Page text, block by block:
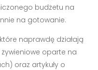
budżetu na
na gotowanie.
naprawdę działają
oparte na
oraz artykuły o